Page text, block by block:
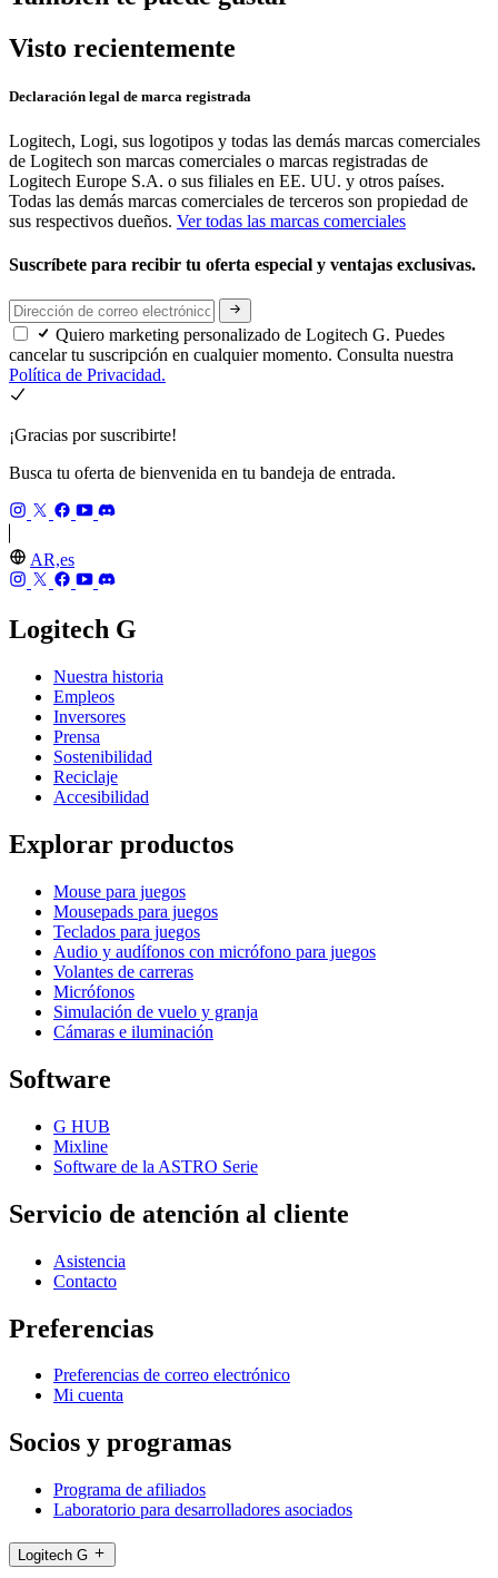
Visto recientemente
Declaración legal de marca registrada
Logitech, Logi, sus logotipos y todas las demás marcas comerciales
de Logitech son marcas comerciales o marcas registradas de
Logitech Europe S.A. o sus filiales en EE. UU. y otros países.
Todas las demás marcas comerciales de terceros son propiedad de
sus respectivos dueños. Ver todas las marcas comerciales
Suscríbete para recibir tu oferta especial y ventajas exclusivas.
Quiero marketing personalizado de Logitech G. Puedes
cancelar tu suscripción en cualquier momento. Consulta nuestra
Política de Privacidad.
¡Gracias por suscribirte!
Busca tu oferta de bienvenida en tu bandeja de entrada.
AR,es
Logitech G
Nuestra historia
Empleos
Inversores
Prensa
Sostenibilidad
Reciclaje
Accesibilidad
Explorar productos
Mouse para juegos
Mousepads para juegos
Teclados para juegos
Audio y audífonos con micrófono para juegos
Volantes de carreras
Micrófonos
Simulación de vuelo y granja
Cámaras e iluminación
Software
G HUB
Mixline
Software de la ASTRO Serie
Servicio de atención al cliente
Asistencia
Contacto
Preferencias
Preferencias de correo electrónico
Mi cuenta
Socios y programas
Programa de afiliados
Laboratorio para desarrolladores asociados
Logitech G